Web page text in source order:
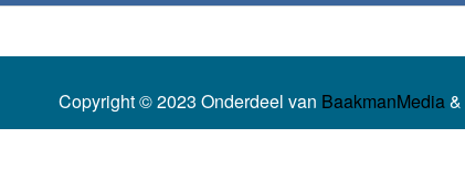
Copyright © 2023 Onderdeel van BaakmanMedia&